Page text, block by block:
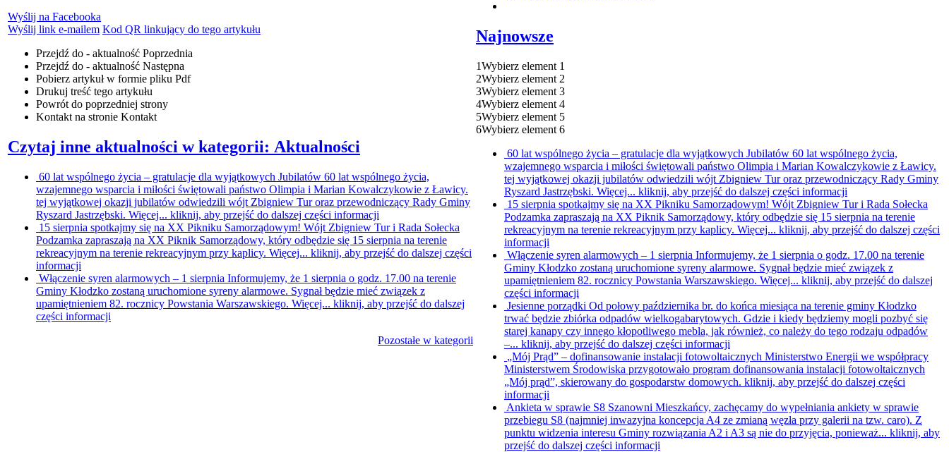
Wyślij na Facebooka
Wyślij link e-mailem Kod QR linkujący do tego artykułu
Przejdź do - aktualność Poprzednia
Przejdź do - aktualność Następna
Pobierz artykuł w formie pliku Pdf
Drukuj treść tego artykułu
Powrót do poprzedniej strony
Kontakt na stronie Kontakt
Czytaj inne aktualności w kategorii: Aktualności
60 lat wspólnego życia – gratulacje dla wyjątkowych Jubilatów 60 lat wspólnego życia,
wzajemnego wsparcia i miłości świętowali państwo Olimpia i Marian Kowalczykowie z Ławicy.
tej wyjątkowej okazji jubilatów odwiedzili wójt Zbigniew Tur oraz przewodniczący Rady Gminy
Ryszard Jastrzębski. Więcej... kliknij, aby przejść do dalszej części informacji
15 sierpnia spotkajmy się na XX Pikniku Samorządowym! Wójt Zbigniew Tur i Rada Sołecka
Podzamka zapraszają na XX Piknik Samorządowy, który odbędzie się 15 sierpnia na terenie
rekreacyjnym na terenie rekreacyjnym przy kaplicy. Więcej... kliknij, aby przejść do dalszej części
informacji
Włączenie syren alarmowych – 1 sierpnia Informujemy, że 1 sierpnia o godz. 17.00 na terenie
Gminy Kłodzko zostaną uruchomione syreny alarmowe. Sygnał będzie mieć związek z
upamiętnieniem 82. rocznicy Powstania Warszawskiego. Więcej... kliknij, aby przejść do dalszej
części informacji
Pozostałe w kategorii
Najnowsze
1Wybierz element 1
2Wybierz element 2
3Wybierz element 3
4Wybierz element 4
5Wybierz element 5
6Wybierz element 6
60 lat wspólnego życia – gratulacje dla wyjątkowych Jubilatów 60 lat wspólnego życia,
wzajemnego wsparcia i miłości świętowali państwo Olimpia i Marian Kowalczykowie z Ławicy.
tej wyjątkowej okazji jubilatów odwiedzili wójt Zbigniew Tur oraz przewodniczący Rady Gminy
Ryszard Jastrzębski. Więcej... kliknij, aby przejść do dalszej części informacji
15 sierpnia spotkajmy się na XX Pikniku Samorządowym! Wójt Zbigniew Tur i Rada Sołecka
Podzamka zapraszają na XX Piknik Samorządowy, który odbędzie się 15 sierpnia na terenie
rekreacyjnym na terenie rekreacyjnym przy kaplicy. Więcej... kliknij, aby przejść do dalszej części
informacji
Włączenie syren alarmowych – 1 sierpnia Informujemy, że 1 sierpnia o godz. 17.00 na terenie
Gminy Kłodzko zostaną uruchomione syreny alarmowe. Sygnał będzie mieć związek z
upamiętnieniem 82. rocznicy Powstania Warszawskiego. Więcej... kliknij, aby przejść do dalszej
części informacji
Jesienne porządki Od połowy października br. do końca miesiąca na terenie gminy Kłodzko
trwać będzie zbiórka odpadów wielkogabarytowych. Gdzie i kiedy będziemy mogli pozbyć się
starej kanapy czy innego kłopotliwego mebla, jak również, co należy do tego rodzaju odpadów
–... kliknij, aby przejść do dalszej części informacji
„Mój Prąd” – dofinansowanie instalacji fotowoltaicznych Ministerstwo Energii we współpracy
Ministerstwem Środowiska przygotowało program dofinansowania instalacji fotowoltaicznych
„Mój prąd”, skierowany do gospodarstw domowych. kliknij, aby przejść do dalszej części
informacji
Ankieta w sprawie S8 Szanowni Mieszkańcy, zachęcamy do wypełniania ankiety w sprawie
przebiegu S8 (najmniej inwazyjna koncepcja A4 ze zmianą węzła przy galerii na tzw. caro). Z
punktu widzenia interesu Gminy rozwiązania A2 i A3 są nie do przyjęcia, ponieważ... kliknij, aby
przejść do dalszej części informacji